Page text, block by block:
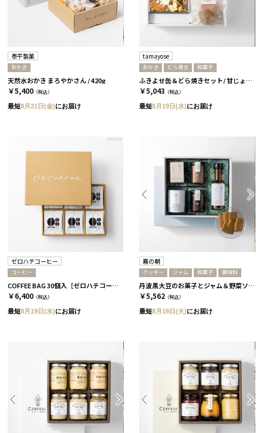
泰平製菓
おかき
天然水おかき まろやかさん / 420g
￥5,400 （税込）
最短8月21日(金)にお届け
tamayose
おかき どら焼き 和菓子
ふきよせ缶＆どら焼きセット/ 甘じょっぱい缶［tamayose］
￥5,043 （税込）
最短8月19日(水)にお届け
ゼロハチコーヒー
コーヒー
COFFEE BAG 30個入［ゼロハチコーヒー］
￥6,400 （税込）
最短8月19日(水)にお届け
霧の朝
クッキー ジャム 和菓子 調味料
丹波黒大豆のお菓子とジャム＆野菜ソースセット［霧の朝］
￥5,562 （税込）
最短8月18日(火)にお届け